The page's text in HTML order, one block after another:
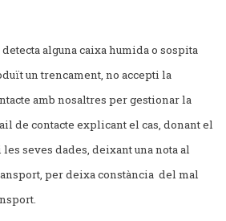
alguna caixa humida o sospita
un trencament, no accepti la
amb nosaltres per gestionar la
de contacte explicant el cas, donant el
seves dades, deixant una nota al
per deixa constància del mal